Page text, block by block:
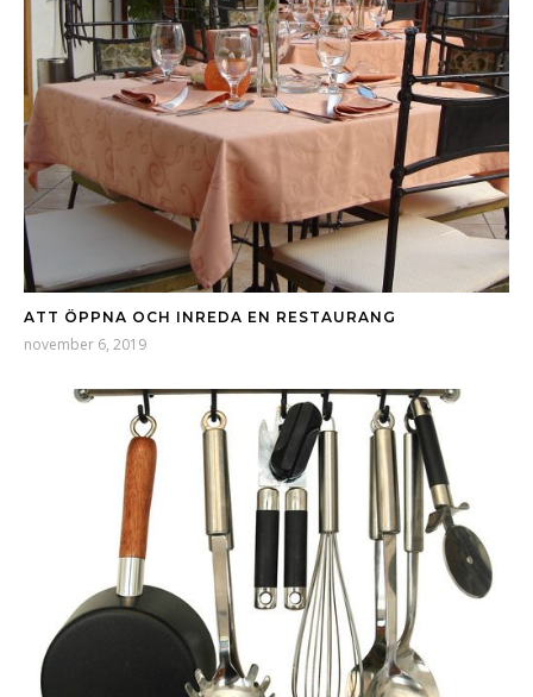
ATT ÖPPNA OCH INREDA EN RESTAURANG
november 6, 2019